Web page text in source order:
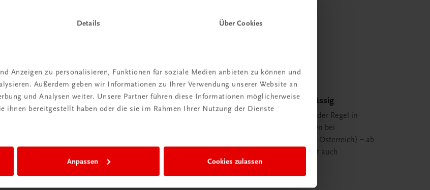
Details Über Cookies
Anzeigen zu personalisieren, Funktionen für soziale Medien anbieten zu können und
Außerdem geben wir Informationen zu Ihrer Verwendung unserer Website an
und Analysen weiter. Unsere Partner führen diese Informationen möglicherweise
ihnen bereitgestellt haben oder die sie im Rahmen Ihrer Nutzung der Dienste
Anpassen Cookies zulassen
Wir sind gerne für Sie da
TRAUNER Verlag + Buchservice GmbH
buchservice@trauner.at
WhatsApp:+43 664 88 58 69 41
Schnell und zuverlässig
Ihre Bestellung ist in der Regel in
spätestens 48 Stunden bei
Ihnen (innerhalb von Österreich) – ab
29,00 EUR Bestellwert auch
versandkostenfrei.